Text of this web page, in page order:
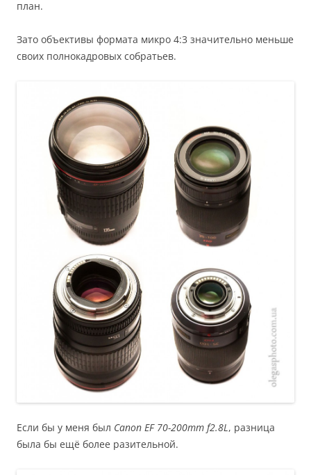
план.
Зато объективы формата микро 4:3 значительно меньше
своих полнокадровых собратьев.
Если бы у меня был Canon EF 70-200mm f2.8L, разница
была бы ещё более разительной.